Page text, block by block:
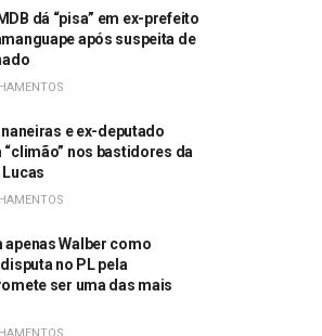
dá “pisa” em ex-prefeito
após suspeita de
e ex-deputado
nos bastidores da
apenas Walber como
no PL pela
ser uma das mais